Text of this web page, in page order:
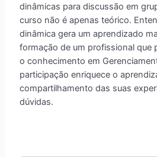
dinâmicas para discussão em
curso não é apenas teórico.
dinâmica gera um aprendizado
formação de um profissional que
o conhecimento em
participação enriquece o
compartilhamento das suas
dúvidas.